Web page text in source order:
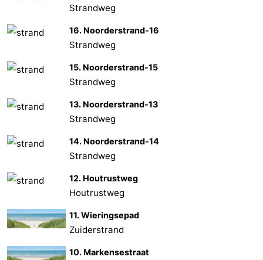
Strandweg
16. Noorderstrand-16
Strandweg
15. Noorderstrand-15
Strandweg
13. Noorderstrand-13
Strandweg
14. Noorderstrand-14
Strandweg
12. Houtrustweg
Houtrustweg
11. Wieringsepad
Zuiderstrand
10. Markensestraat